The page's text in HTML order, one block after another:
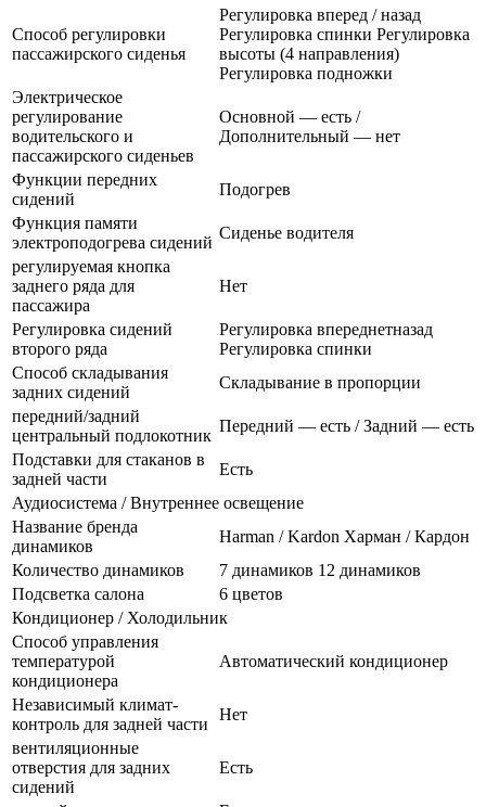
Способ регулировки
пассажирского сиденья
Регулировка вперед / назад
Регулировка спинки Регулировка
высоты (4 направления)
Регулировка подножки
Электрическое
регулирование
водительского и
пассажирского сиденьев
Основной — есть /
Дополнительный — нет
Функции передних
сидений
Подогрев
Функция памяти
электроподогрева сидений
Сиденье водителя
регулируемая кнопка
заднего ряда для
пассажира
Нет
Регулировка сидений
второго ряда
Регулировка впереднетназад
Регулировка спинки
Способ складывания
задних сидений
Складывание в пропорции
передний/задний
центральный подлокотник
Передний — есть / Задний — есть
Подставки для стаканов в
задней части
Есть
Аудиосистема / Внутреннее освещение
Название бренда
динамиков
Harman / Kardon Харман / Кардон
Количество динамиков
7 динамиков 12 динамиков
Подсветка салона
6 цветов
Кондиционер / Холодильник
Способ управления
температурой
кондиционера
Автоматический кондиционер
Независимый климат-
контроль для задней части
Нет
вентиляционные
отверстия для задних
сидений
Есть